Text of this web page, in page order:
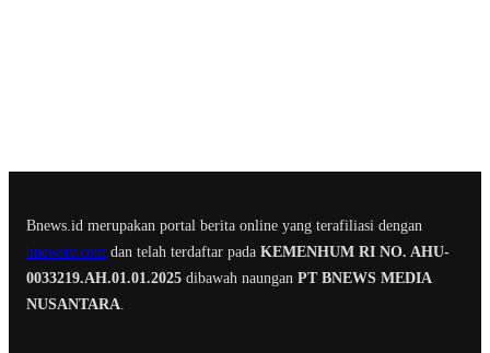
Bnews.id merupakan portal berita online yang terafiliasi dengan
bnewstv.com dan telah terdaftar pada KEMENHUM RI NO. AHU-
0033219.AH.01.01.2025 dibawah naungan PT BNEWS MEDIA
NUSANTARA